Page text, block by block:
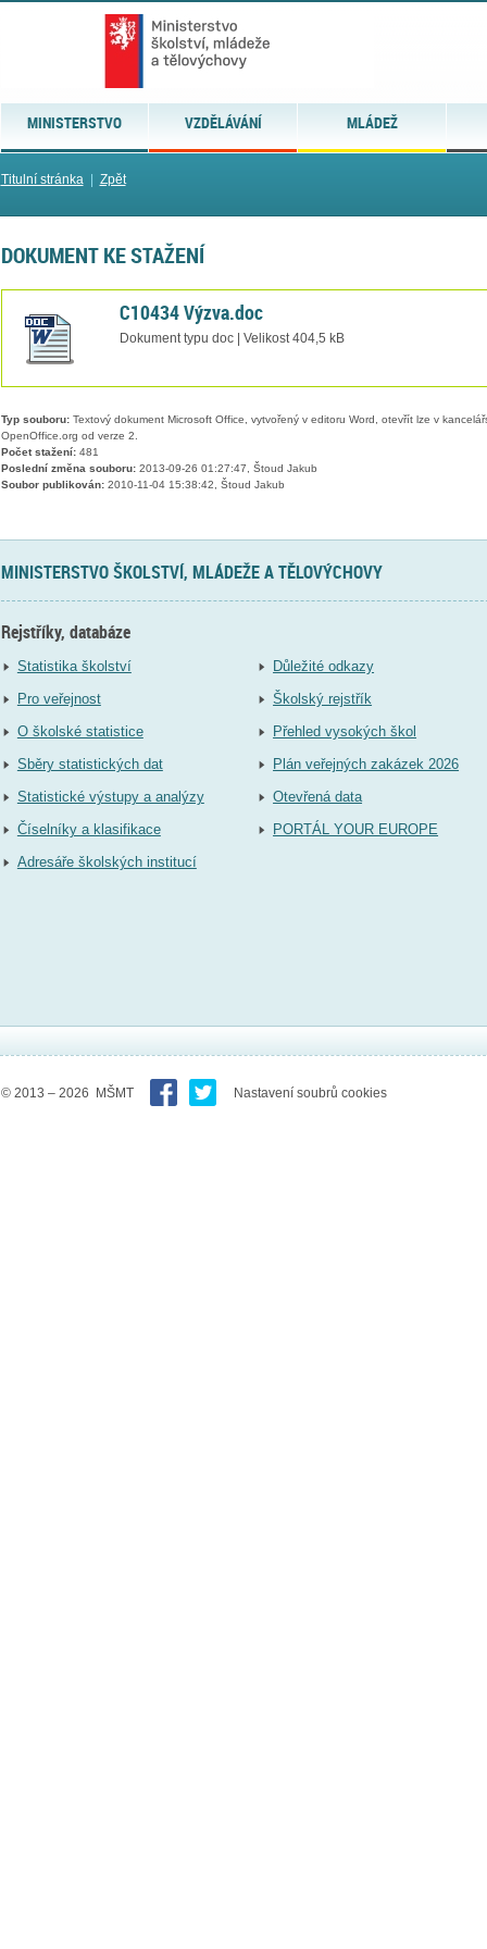
MINISTERSTVO VZDĚLÁVÁNÍ MLÁDEŽ
Titulní stránka| Zpět
DOKUMENT KE STAŽENÍ
C10434 Výzva.doc
Dokument typu doc | Velikost 404,5 kB
Typ souboru:Textový dokument Microsoft Office, vytvořený v editoru Word, otevřít lze v
OpenOffice.org od verze 2.
Počet stažení:481
Poslední změna souboru:2013-09-26 01:27:47, Štoud Jakub
Soubor publikován:2010-11-04 15:38:42, Štoud Jakub
MINISTERSTVO ŠKOLSTVÍ, MLÁDEŽE A TĚLOVÝCHOVY
Rejstříky, databáze
Statistika školství
Pro veřejnost
O školské statistice
Sběry statistických dat
Statistické výstupy a analýzy
Číselníky a klasifikace
Adresáře školských institucí
Důležité odkazy
Školský rejstřík
Přehled vysokých škol
Plán veřejných zakázek 2026
Otevřená data
PORTÁL YOUR EUROPE
© 2013 – 2026 MŠMT Nastavení soubrů cookies